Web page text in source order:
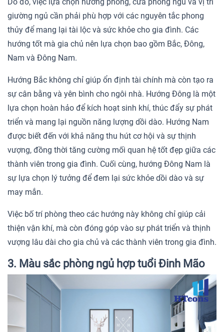
giường ngủ cần phải phù hợp với các nguyên tắc phong
thủy để mang lại tài lộc và sức khỏe cho gia đình. Các
hướng tốt mà gia chủ nên lựa chọn bao gồm Bắc, Đông,
Nam và Đông Nam.
Hướng Bắc không chỉ giúp ổn định tài chính mà còn tạo ra
sự cân bằng và yên bình cho ngôi nhà. Hướng Đông là một
lựa chọn hoàn hảo để kích hoạt sinh khí, thúc đẩy sự phát
triển và mang lại nguồn năng lượng dồi dào. Hướng Nam
được biết đến với khả năng thu hút cơ hội và sự thịnh
vượng, đồng thời tăng cường mối quan hệ tốt đẹp giữa các
thành viên trong gia đình. Cuối cùng, hướng Đông Nam là
sự lựa chọn lý tưởng để đem lại sức khỏe dồi dào và sự
may mắn.
Việc bố trí phòng theo các hướng này không chỉ giúp cải
thiện vận khí, mà còn đóng góp vào sự phát triển và thịnh
vượng lâu dài cho gia chủ và các thành viên trong gia đình.
3. Màu sắc phòng ngủ hợp tuổi Đinh Mão